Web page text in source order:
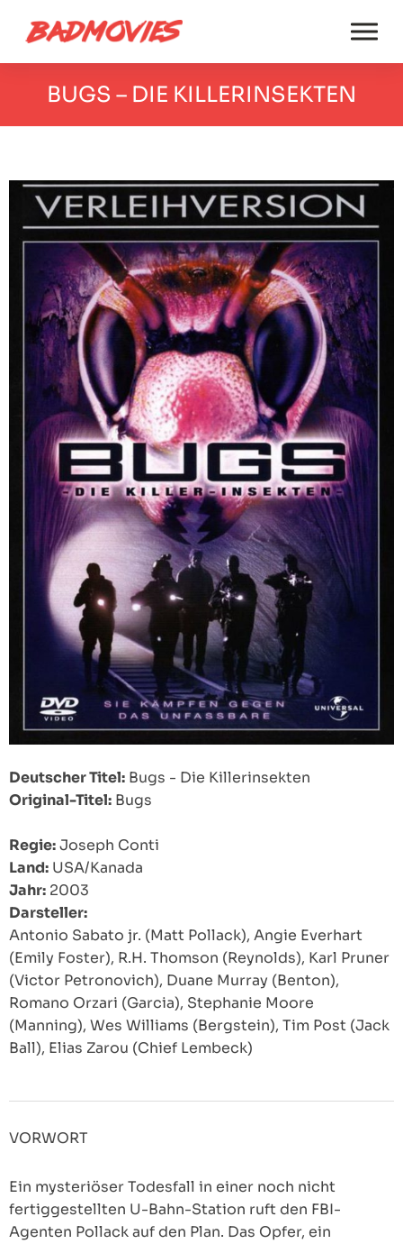
BUGS – DIE KILLERINSEKTEN
Deutscher Titel: Bugs - Die Killerinsekten
Original-Titel: Bugs
Regie:Joseph Conti
Land: USA/Kanada
Jahr: 2003
Darsteller:
Antonio Sabato jr. (Matt Pollack), Angie Everhart
(Emily Foster), R.H. Thomson (Reynolds), Karl Pruner
(Victor Petronovich), Duane Murray (Benton),
Romano Orzari (Garcia), Stephanie Moore
(Manning), Wes Williams (Bergstein), Tim Post (Jack
Ball), Elias Zarou (Chief Lembeck)
VORWORT
Ein mysteriöser Todesfall in einer noch nicht
fertiggestellten U-Bahn-Station ruft den FBI-
Agenten Pollack auf den Plan. Das Opfer, ein